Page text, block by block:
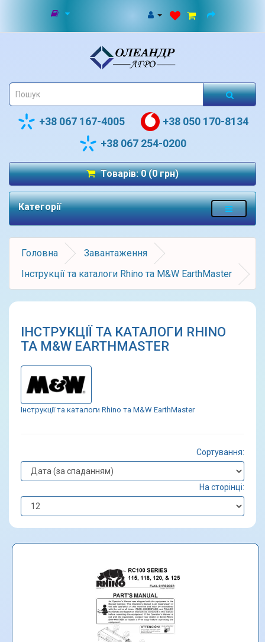
+38 067 167-4005
+38 050 170-8134
+38 067 254-0200
Товарів: 0 (0 грн)
Категорії
Головна
Завантаження
Інструкції та каталоги Rhino та M&W EarthMaster
ІНСТРУКЦІЇ ТА КАТАЛОГИ RHINO
ТА M&W EARTHMASTER
Інструкції та каталоги Rhino та M&W EarthMaster
Сортування:
На сторінці: